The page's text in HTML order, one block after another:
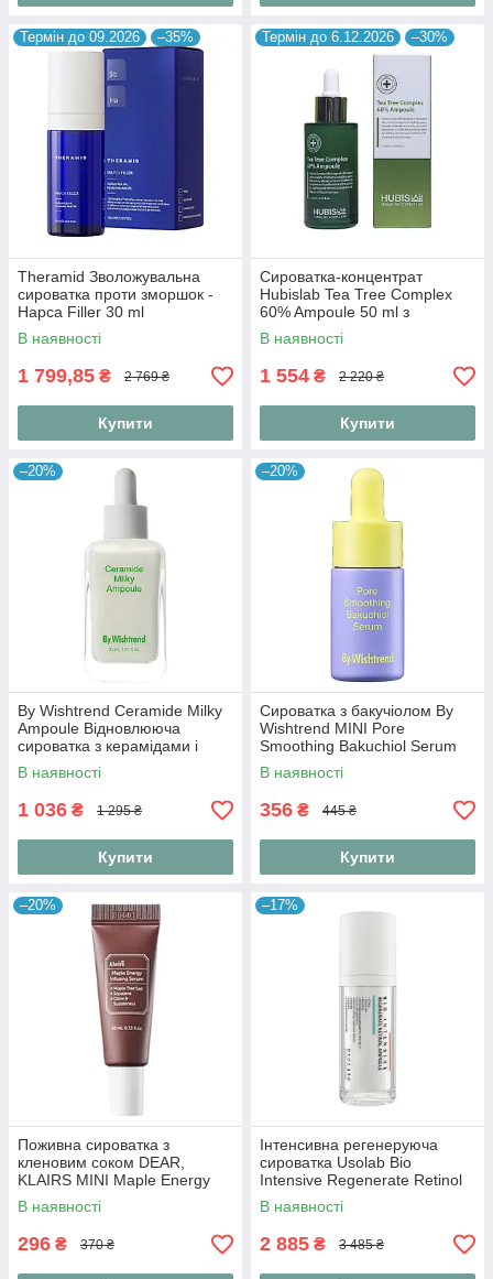
Термін до 09.2026 –35%
Theramid Зволожувальна
сироватка проти зморшок -
Hapca Filler 30 ml
В наявності
1 799,85 ₴ 2 769 ₴
Купити
Термін до 6.12.2026 –30%
Сироватка-концентрат
Hubislab Tea Tree Complex
60% Ampoule 50 ml з
екстрактом чайного дерева
60%
В наявності
1 554 ₴ 2 220 ₴
Купити
–20%
By Wishtrend Ceramide Milky
Ampoule Відновлююча
сироватка з керамідами і
центелою, 30 мл
В наявності
1 036 ₴ 1 295 ₴
Купити
–20%
Сироватка з бакучіолом By
Wishtrend MINI Pore
Smoothing Bakuchiol Serum
10 ml
В наявності
356 ₴ 445 ₴
Купити
–20%
Поживна сироватка з
кленовим соком DEAR,
KLAIRS MINI Maple Energy
Infusing Serum 10 ml
В наявності
296 ₴ 370 ₴
–17%
Інтенсивна регенеруюча
сироватка Usolab Bio
Intensive Regenerate Retinol
Ampoule 30 мл
В наявності
2 885 ₴ 3 485 ₴